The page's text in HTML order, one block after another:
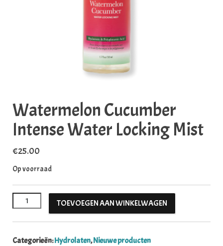
Watermelon Cucumber
Intense Water Locking Mist
€25.00
Op voorraad
Watermelon Cucumber Intense Water Locking Mist aantal
TOEVOEGEN AAN WINKELWAGEN
Categorieën:Hydrolaten,Nieuwe producten